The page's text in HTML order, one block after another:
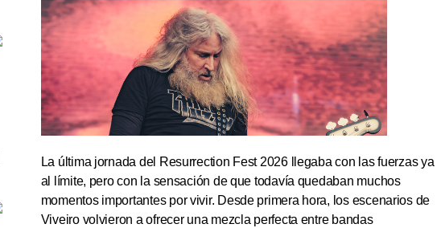
La última jornada del Resurrection Fest 2026 llegaba con las fuerzas ya
al límite, pero con la sensación de que todavía quedaban muchos
momentos importantes por vivir. Desde primera hora, los escenarios de
Viveiro volvieron a ofrecer una mezcla perfecta entre bandas